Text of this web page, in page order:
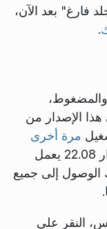
فارغ" بعد الآن،
.
الإصدار من
مرة أخرى
. في الإصدار 22.08 يعمل
إلى جميع
النقر على